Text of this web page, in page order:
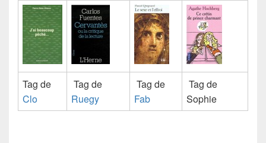
Tag de
Clo
Tag de
Ruegy
Tag de
Fab
Tag de
Sophie